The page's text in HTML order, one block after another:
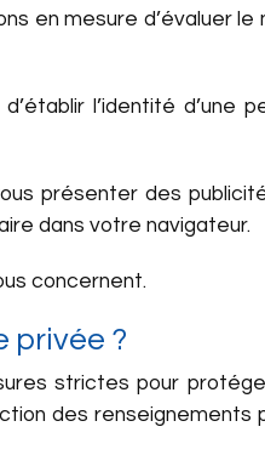
en mesure d’évaluer
l’identité
présenter des
dans votre navigateur.
concernent.
privée ?
strictes pour
des renseignements